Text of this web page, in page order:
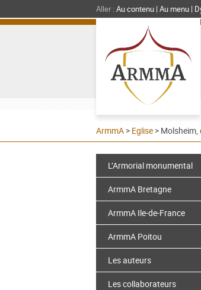
Aller : Au contenu Au menu
ArmmA > Eglise > Molsheim,
L’Armorial monumental
ArmmA Bretagne
ArmmA Ile-de-France
ArmmA Poitou
Les auteurs
Les collaborateurs